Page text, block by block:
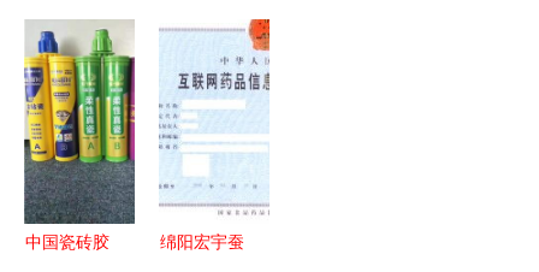
新材料技术
推广服务助
力中国经济
释放蓬勃活
力
超级店全新
起航——引
领新材料技
术推广服务
新篇章
中国瓷砖胶
绵阳宏宇蚕